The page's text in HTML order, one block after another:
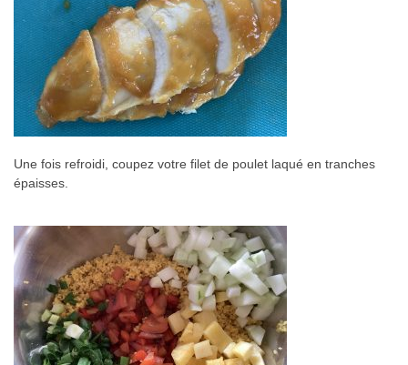
Une fois refroidi, coupez votre filet de poulet laqué en tranches
épaisses.